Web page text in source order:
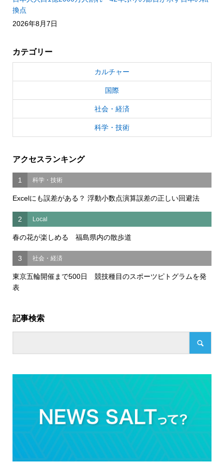
換点
2026年8月7日
カテゴリー
カルチャー
国際
社会・経済
科学・技術
アクセスランキング
1 科学・技術
Excelにも誤差がある？ 浮動小数点演算誤差の正しい回避法
2 Local
春の花が楽しめる 福島県内の散歩道
3 社会・経済
東京五輪開催まで500日 競技種目のスポーツピトグラムを発
表
記事検索